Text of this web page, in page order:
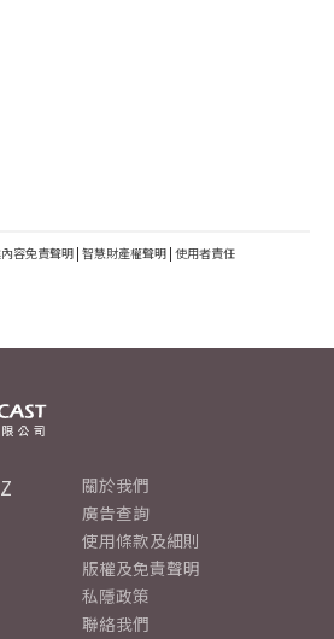
容免責聲明 | 智慧財產權聲明 | 使用者責任
關於我們
廣告查詢
使用條款及細則
版權及免責聲明
私隱政策
聯絡我們